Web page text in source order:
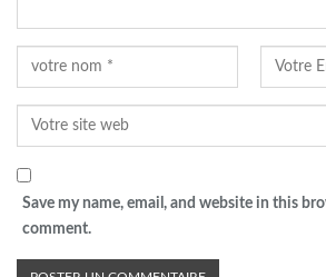
Save my name, email, and website in this
comment.